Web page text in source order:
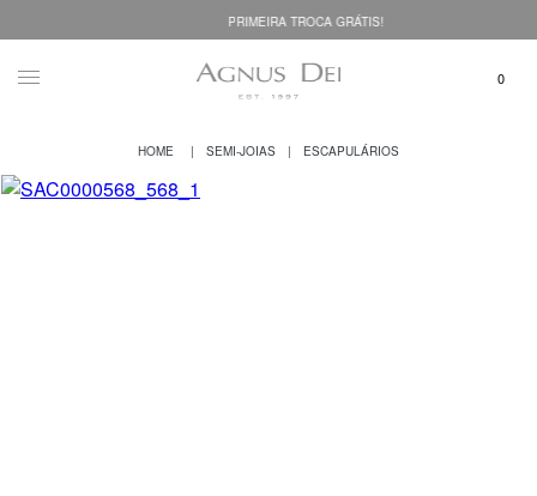
PRIMEIRA TROCA GRÁTIS!
SEMI-JOIAS ESCAPULÁRIOS